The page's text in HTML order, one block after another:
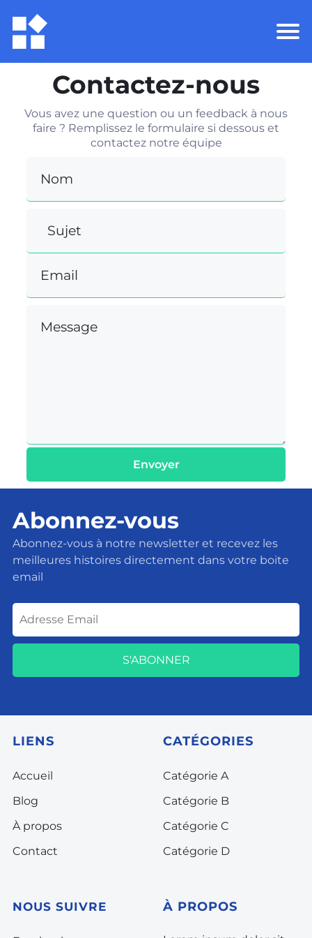
Contactez-nous
Vous avez une question ou un feedback à nous
faire ? Remplissez le formulaire si dessous et
contactez notre équipe
Envoyer
Abonnez-vous
Abonnez-vous à notre newsletter et recevez les
meilleures histoires directement dans votre boite
email
S'ABONNER
LIENS
Accueil
Blog
À propos
Contact
CATÉGORIES
Catégorie A
Catégorie B
Catégorie C
Catégorie D
NOUS SUIVRE À PROPOS